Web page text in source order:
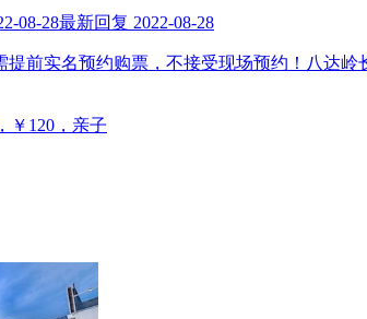
08-28最新回复 2022-08-28
提前实名预约购票，不接受现场预约！八达岭
，￥120 ，亲子